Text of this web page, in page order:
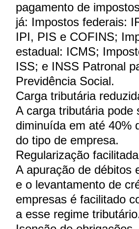
pagamento de
já: Impostos federais:
IPI, PIS e COFINS;
estadual: ICMS;
ISS; e INSS Patronal
Previdência Social.
Carga tributária
A carga tributária pode
diminuída em até 40%
do tipo de empresa.
Regularização facilitada
A apuração de débitos
e o levantamento de
empresas é facilitado
a esse regime